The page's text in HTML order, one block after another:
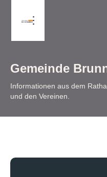
Gemeinde
Informationen aus dem
und den Vereinen.